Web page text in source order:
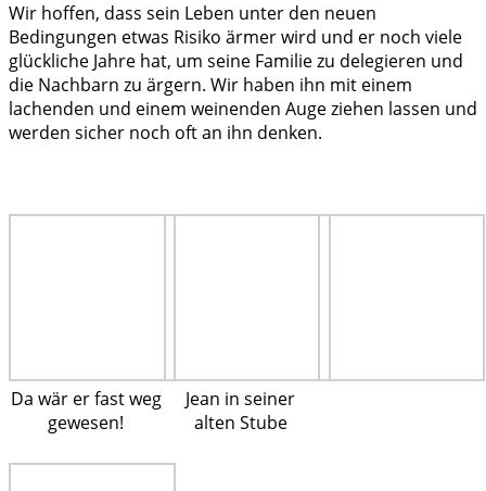
Wir hoffen, dass sein Leben unter den neuen
Bedingungen etwas Risiko ärmer wird und er noch viele
glückliche Jahre hat, um seine Familie zu delegieren und
die Nachbarn zu ärgern. Wir haben ihn mit einem
lachenden und einem weinenden Auge ziehen lassen und
werden sicher noch oft an ihn denken.
Da wär er fast weg
gewesen!
Jean in seiner
alten Stube